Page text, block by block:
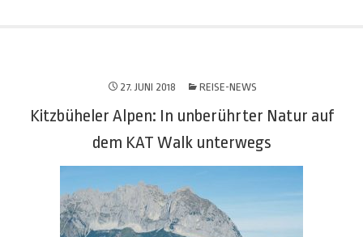
27. JUNI 2018 REISE-NEWS
Kitzbüheler Alpen: In unberührter Natur auf
dem KAT Walk unterwegs